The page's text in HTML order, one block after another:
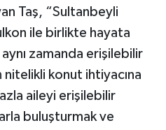
Taş, “Sultanbeyli
ile birlikte hayata
zamanda erişilebilir
konut ihtiyacına
aileyi erişilebilir
buluşturmak ve